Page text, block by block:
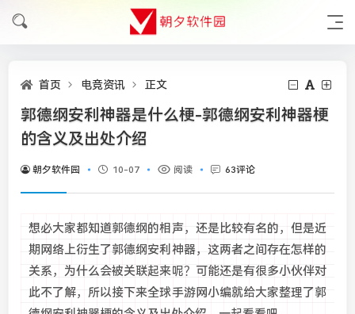
首页 电竞资讯 正文
郭德纲安利神器是什么梗-郭德纲安利神器梗
的含义及出处介绍
朝夕软件园 10-07 阅读 63评论
想必大家都知道郭德纲的相声，还是比较有名的，但是近
期网络上衍生了郭德纲安利神器，这两者之间存在怎样的
关系，为什么会被关联起来呢？可能还是有很多小伙伴对
此不了解，所以接下来全球手游网小编就给大家整理了郭